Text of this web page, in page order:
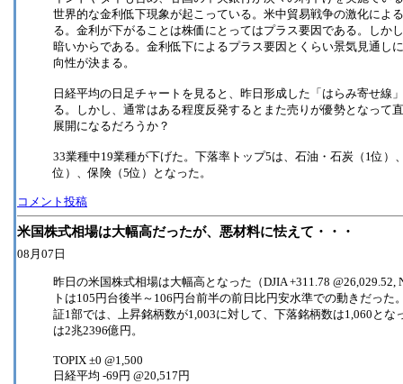
世界的な金利低下現象が起こっている。米中貿易戦争の激化によ
る。金利が下がることは株価にとってはプラス要因である。しか
暗いからである。金利低下によるプラス要因とくらい景気見通し
向性が決まる。
日経平均の日足チャートを見ると、昨日形成した「はらみ寄せ線
る。しかし、通常はある程度反発するとまた売りが優勢となって
展開になるだろうか？
33業種中19業種が下げた。下落率トップ5は、石油・石炭（1位）
位）、保険（5位）となった。
コメント投稿
米国株式相場は大幅高だったが、悪材料に怯えて・・・
08月07日
昨日の米国株式相場は大幅高となった（DJIA +311.78 @26,029.52,
トは105円台後半～106円台前半の前日比円安水準での動きだっ
証1部では、上昇銘柄数が1,003に対して、下落銘柄数は1,060と
は2兆2396億円。
TOPIX ±0 @1,500
日経平均 -69円 @20,517円